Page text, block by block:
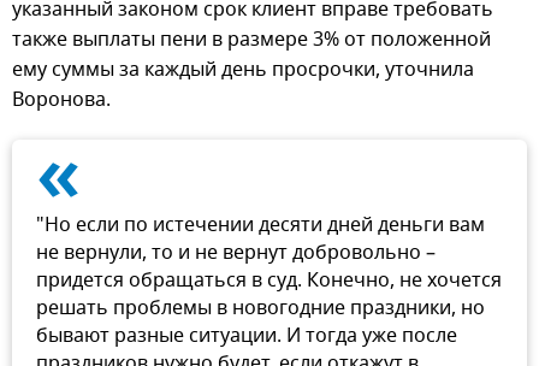
указанный законом срок клиент вправе требовать
также выплаты пени в размере 3% от положенной
ему суммы за каждый день просрочки, уточнила
Воронова.
«
"Но если по истечении десяти дней деньги вам
не вернули, то и не вернут добровольно –
придется обращаться в суд. Конечно, не хочется
решать проблемы в новогодние праздники, но
бывают разные ситуации. И тогда уже после